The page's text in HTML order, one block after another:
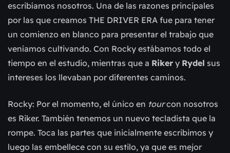
escribíamos nosotros. Una de las razones principales
por las que creamos THE DRIVER ERA fue para tener
un comienzo en blanco para presentar el trabajo que
veníamos cultivando. Con Rocky estábamos todo el
tiempo en el estudio, mientras que a Riker y Rydel sus
intereses los llevaban por diferentes caminos.
Rocky: Por el momento, el único en tourcon nosotros
es Riker. También tenemos un nuevo tecladista que la
rompe. Toca las partes que inicialmente escribimos y
luego las embellece con su estilo, ya que es mejor